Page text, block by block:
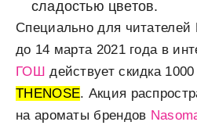
сладостью цветов.
Специально для читателей
до 14 марта 2021 года в
ГОШ действует скидка
THENOSE. Акция
на ароматы брендов